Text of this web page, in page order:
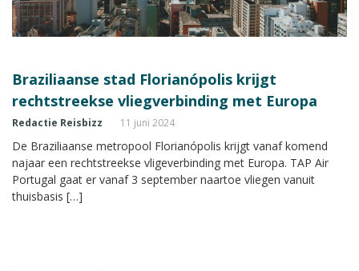
Braziliaanse stad Florianópolis krijgt
rechtstreekse vliegverbinding met Europa
Redactie Reisbizz 11 juni 2024
De Braziliaanse metropool Florianópolis krijgt vanaf komend
najaar een rechtstreekse vligeverbinding met Europa. TAP Air
Portugal gaat er vanaf 3 september naartoe vliegen vanuit
thuisbasis […]